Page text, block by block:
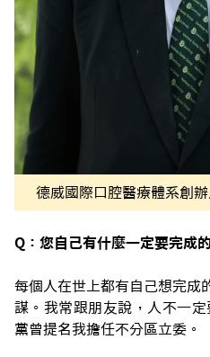
德威國際口腔醫療體系創
Q：您自己有什麼一定要完成
每個人在世上都有自己想完成
謀。我常跟朋友說，人不一
黨曾提名我擔任不分區立委。